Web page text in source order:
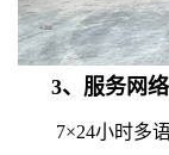
3、服务网
7×24小时多语